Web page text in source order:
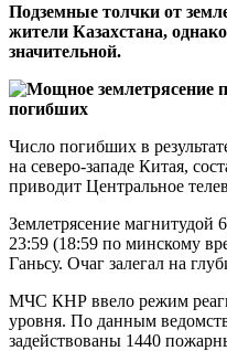
Подземные толчки от
жители Казахстана,
значительной.
Число погибших в
на северо-западе Китая,
приводит Центральное
Землетрясение магнитудой
23:59 (18:59 по минскому
Ганьсу. Очаг залегал на
МЧС КНР ввело режим
уровня. По данным
задействованы 1440